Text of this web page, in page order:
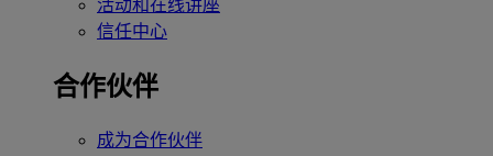
活动和在线讲座
信任中心
合作伙伴
成为合作伙伴